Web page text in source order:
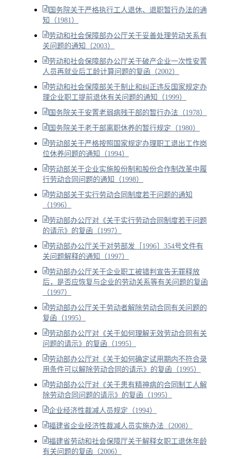
国务院关于严格执行工人退休、退职暂行办法的通
知（1981）
劳动和社会保障部办公厅关于妥善处理劳动关系有
关问题的通知（2003）
劳动和社会保障部办公厅关于破产企业一次性安置
人员再就业后工龄计算问题的复函（2002）
劳动和社会保障部关于制止和纠正违反国家规定办
理企业职工提前退休有关问题的通知（1999）
国务院关于安置老弱病残干部的暂行办法（1978）
国务院关于老干部离职休养的暂行规定（1980）
劳动部关于严格按照国家规定办理职工退出工作岗
位休养问题的通知（1994）
劳动部关于企业实施股份制和股份合作制改革中履
行劳动合同问题的通知（1998）
劳动部关于实行劳动合同制度若干问题的通知
（1996）
劳动部办公厅对《关于实行劳动合同制度若干问题
的请示》的复函（1997）
劳动部办公厅关于对劳部发［1996］354号文件有
关问题解释的通知（1997）
劳动部办公厅关于企业职工被错判宣告无罪释放
后，是否应恢复与企业的劳动关系等有关问题的复函
（1997）
劳动部办公厅关于劳动者解除劳动合同有关问题的
复函（1995）
劳动部办公厅对《关于如何理解无效劳动合同有关
问题的请示》的复函（1995）
劳动部办公厅对《关于如何确定试用期内不符合录
用条件可以解除劳动合同的请示》的复函（1995）
劳动部办公厅对《关于患有精神病的合同制工人解
除劳动合同问题的请示》的复函（1995）
企业经济性裁减人员规定（1994）
福建省企业经济性裁减人员实施办法（2008）
福建省劳动和社会保障厅关于解释女职工退休年龄
有关问题的复函（2006）